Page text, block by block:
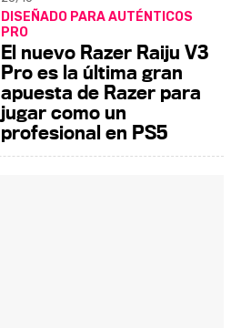
DISEÑADO PARA AUTÉNTICOS
PRO
El nuevo Razer Raiju V3
Pro es la última gran
apuesta de Razer para
jugar como un
profesional en PS5